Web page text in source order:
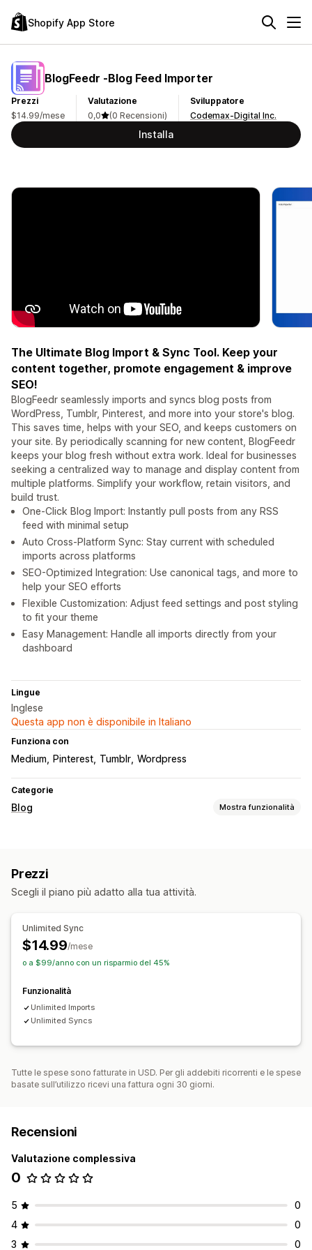
Shopify App Store
BlogFeedr ‑Blog Feed Importer
Prezzi
$14.99/mese
Valutazione
0,0
(0 Recensioni)
Sviluppatore
Codemax-Digital Inc.
Installa
The Ultimate Blog Import & Sync Tool. Keep your
content together, promote engagement & improve
SEO!
BlogFeedr seamlessly imports and syncs blog posts from
WordPress, Tumblr, Pinterest, and more into your store's blog.
This saves time, helps with your SEO, and keeps customers on
your site. By periodically scanning for new content, BlogFeedr
keeps your blog fresh without extra work. Ideal for businesses
seeking a centralized way to manage and display content from
multiple platforms. Simplify your workflow, retain visitors, and
build trust.
One-Click Blog Import: Instantly pull posts from any RSS
feed with minimal setup
Auto Cross-Platform Sync: Stay current with scheduled
imports across platforms
SEO-Optimized Integration: Use canonical tags, and more to
help your SEO efforts
Flexible Customization: Adjust feed settings and post styling
to fit your theme
Easy Management: Handle all imports directly from your
dashboard
Lingue
Inglese
Questa app non è disponibile in Italiano
Funziona con
Medium Pinterest Tumblr Wordpress
Categorie
Blog Mostra funzionalità
Prezzi
Scegli il piano più adatto alla tua attività.
Unlimited Sync
$14.99/mese
o a $99/anno con un risparmio del 45%
Funzionalità
Unlimited Imports
Unlimited Syncs
Tutte le spese sono fatturate in USD. Per gli addebiti ricorrenti e le spese
basate sull’utilizzo ricevi una fattura ogni 30 giorni.
Recensioni
Valutazione complessiva
0
5
0
4
0
3
0